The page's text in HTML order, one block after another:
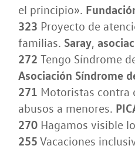
el principio».
323 Proyecto de
familias. Saray,
272 Tengo Síndrome
Asociación Síndrome
271 Motoristas contra
abusos a menores.
270 Hagamos visible
255 Vacaciones